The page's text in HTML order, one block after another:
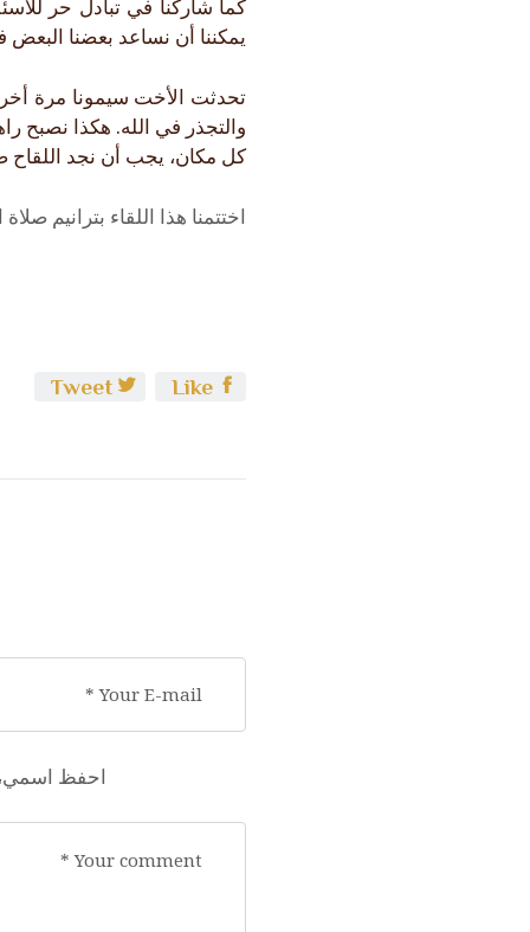
كما شاركنا في تبادل حر
يمكننا أن نساعد بعضنا البعض
تحدثت الأخت سيمونا مرة
والتجذر في الله. هكذا نصبح
كل مكان، يجب أن نجد اللقاح
اختتمنا هذا اللقاء بترانيم
Like
Tweet
احفظ اسمي،